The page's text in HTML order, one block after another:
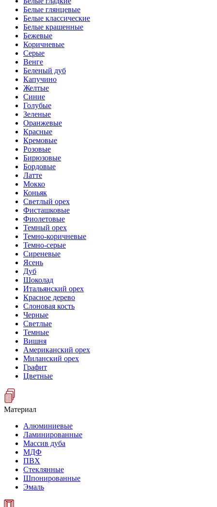
Белые глянцевые
Белые классические
Белые крашенные
Бежевые
Коричневые
Серые
Венге
Беленый дуб
Капучино
Желтые
Синие
Голубые
Зеленые
Оранжевые
Красные
Кремовые
Розовые
Бирюзовые
Бордовые
Латте
Мокко
Коньяк
Светлый орех
Фисташковые
Фиолетовые
Темный орех
Темно-коричневые
Темно-серые
Сиреневые
Ясень
Дуб
Шоколад
Итальянский орех
Красное дерево
Слоновая кость
Черные
Светлые
Темные
Вишня
Американский орех
Миланский орех
Графит
Цветные
Материал
Алюминиевые
Ламинированные
Массив дуба
МДФ
ПВХ
Стеклянные
Шпонированные
Эмаль